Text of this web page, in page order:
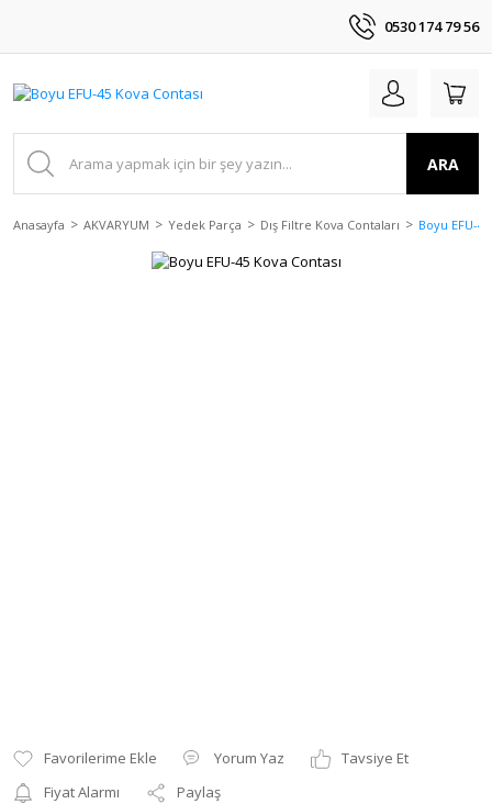
0530 174 79 56
ARA
Anasayfa AKVARYUM Yedek Parça Dış Filtre Kova Contaları Boyu EFU-
Yorum Yaz
Tavsiye Et
Fiyat Alarmı
Paylaş